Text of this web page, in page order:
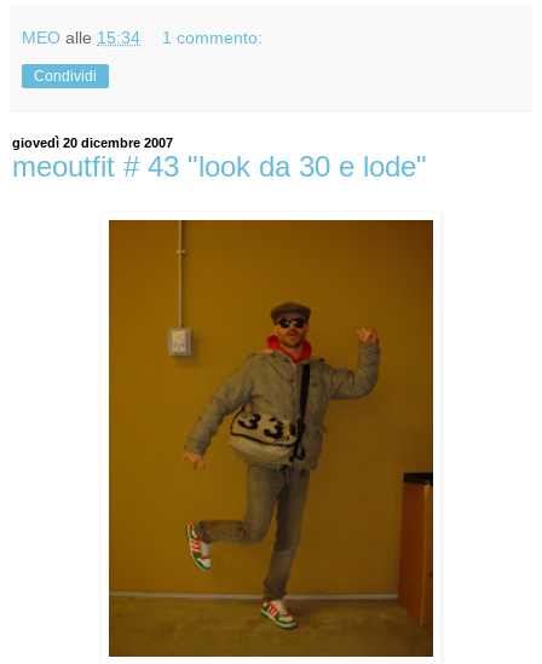
MEO alle 15:34 1 commento:
Condividi
giovedì 20 dicembre 2007
meoutfit # 43 "look da 30 e lode"